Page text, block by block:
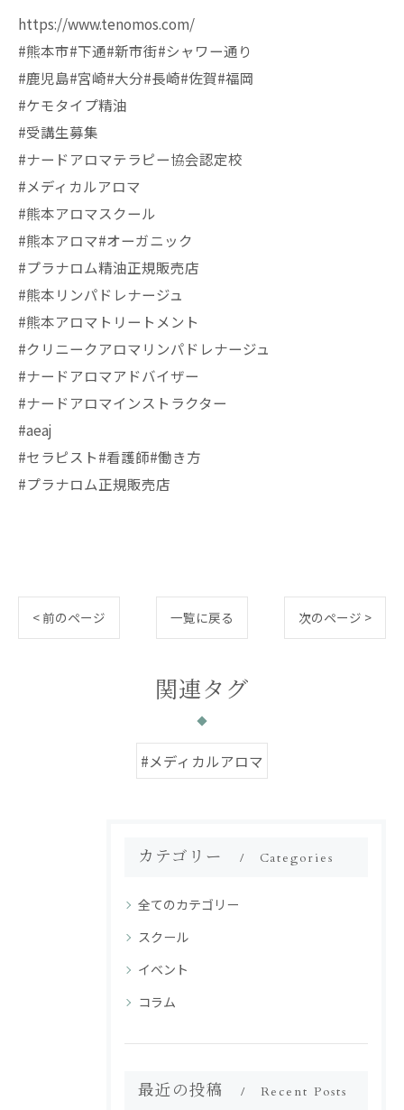
https://www.tenomos.com/
#熊本市#下通#新市街#シャワー通り
#鹿児島#宮崎#大分#長崎#佐賀#福岡
#ケモタイプ精油
#受講生募集
#ナードアロマテラピー協会認定校
#メディカルアロマ
#熊本アロマスクール
#熊本アロマ#オーガニック
#プラナロム精油正規販売店
#熊本リンパドレナージュ
#熊本アロマトリートメント
#クリニークアロマリンパドレナージュ
#ナードアロマアドバイザー
#ナードアロマインストラクター
#aeaj
#セラピスト#看護師#働き方
#プラナロム正規販売店
< 前のページ 一覧に戻る 次のページ >
関連タグ
#メディカルアロマ
カテゴリー Categories
全てのカテゴリー
スクール
イベント
コラム
最近の投稿 Recent Posts